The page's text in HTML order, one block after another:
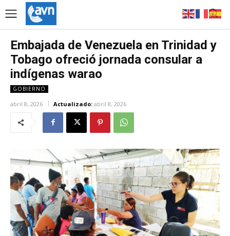
Embajada de Venezuela en Trinidad y
Tobago ofreció jornada consular a
indígenas warao
GOBIERNO
abril 8, 2026 Actualizado: abril 8, 2026